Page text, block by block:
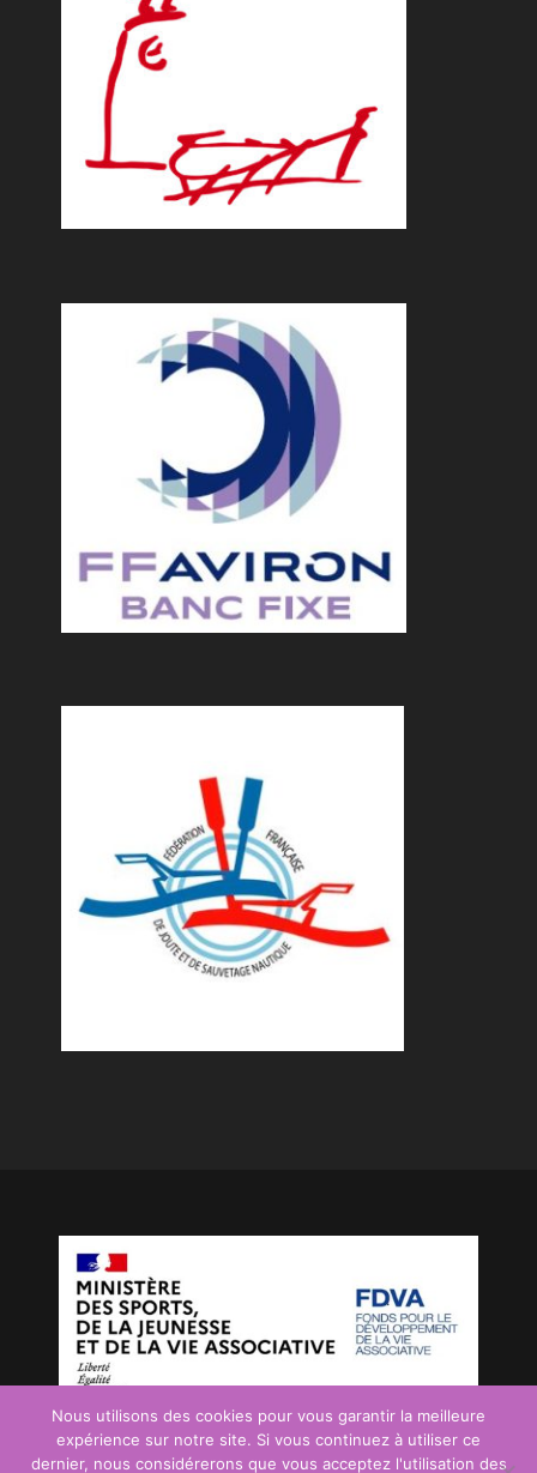
Nous utilisons des cookies pour vous garantir la meilleure
expérience sur notre site. Si vous continuez à utiliser ce
dernier, nous considérerons que vous acceptez l'utilisation des